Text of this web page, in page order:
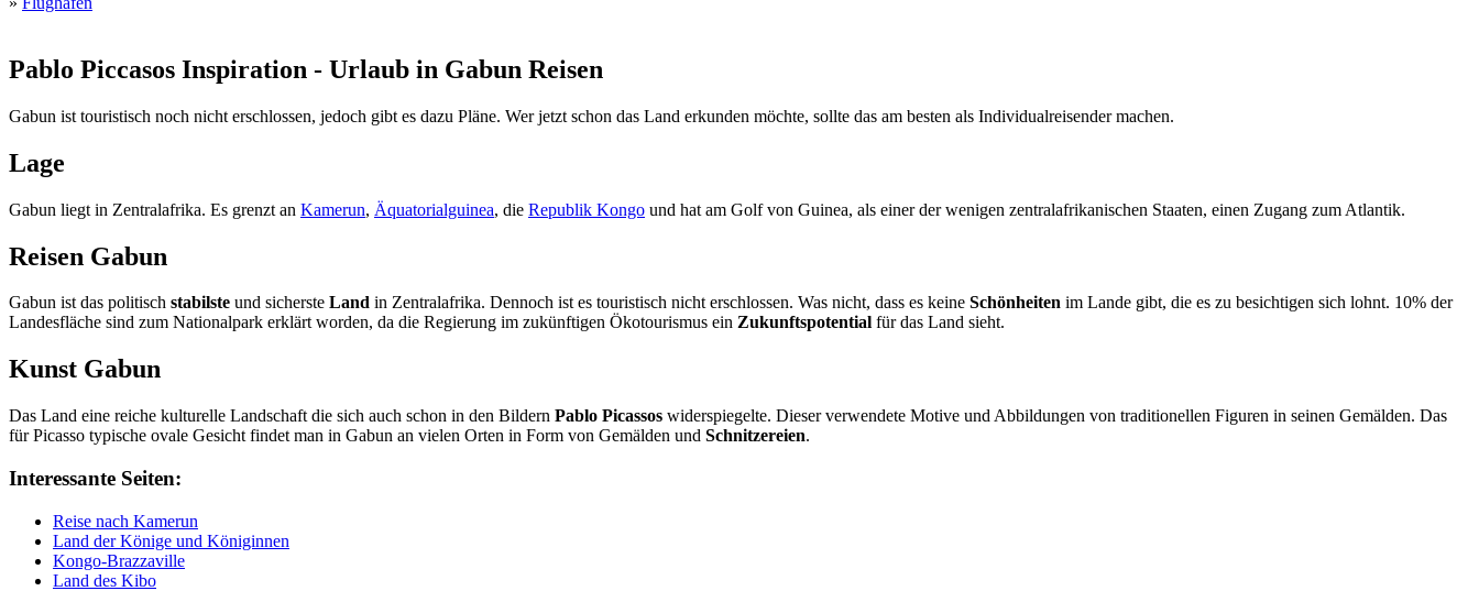
Pablo Piccasos Inspiration - Urlaub in Gabun Reisen
Gabun ist touristisch noch nicht erschlossen, jedoch gibt es dazu Pläne. Wer jetzt schon das Land erkunden möchte, sollte das am besten als Individualreisender machen.
Lage
Gabun liegt in Zentralafrika. Es grenzt an Kamerun, Äquatorialguinea, die Republik Kongo und hat am Golf von Guinea, als einer der wenigen zentralafrikanischen Staaten, einen Zugang zum Atlantik.
Reisen Gabun
Gabun ist das politisch stabilste und sicherste Land in Zentralafrika. Dennoch ist es touristisch nicht erschlossen. Was nicht, dass es keine Schönheiten im Lande gibt, die es zu besichtigen sich lohnt. 10% der
Landesfläche sind zum Nationalpark erklärt worden, da die Regierung im zukünftigen Ökotourismus ein Zukunftspotential für das Land sieht.
Kunst Gabun
Das Land eine reiche kulturelle Landschaft die sich auch schon in den Bildern Pablo Picassos widerspiegelte. Dieser verwendete Motive und Abbildungen von traditionellen Figuren in seinen Gemälden. Das
für Picasso typische ovale Gesicht findet man in Gabun an vielen Orten in Form von Gemälden und Schnitzereien.
Interessante Seiten:
Reise nach Kamerun
Land der Könige und Königinnen
Kongo-Brazzaville
Land des Kibo